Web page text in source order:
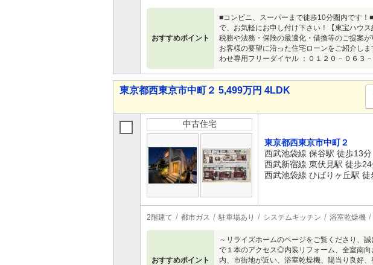
おすすめポイント
■コンビニ、スーパーまで徒歩10分圏内です
で、お気軽にお申し付け下さい！【東宝ハウ
税務や法務・保険の最適化・借換等のご提案
お客様の要望に沿った住宅ローンをご紹介し
わせ専用フリーダイヤル ：０１２０－０６３
東京都西東京市中町２ 5,499万円 4LDK
中古住宅
東京都西東京市中町２
西武池袋線 保谷駅 徒歩13分
西武新宿線 東伏見駅 徒歩
西武池袋線 ひばりヶ丘駅 徒
2階建て 都市ガス 駐車場あり システムキッチン 浴室乾燥機
おすすめポイント
～リライズホームのページをご覧くださり、
で１本のアクセス◎内装リフォーム、全室南
内、市街地が近い、浴室乾燥機、陽当り良好